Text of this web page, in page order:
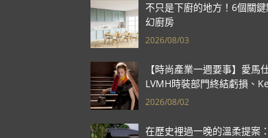
不只是下廚的地方！6個關
幻廚房
2026/08/03
【時尚產業一週要事】愛馬
LVMH時裝部門終結虧損、
現成效、Prada集團財報亮眼
2026/08/02
在歷史裡過一晚的溫柔提案